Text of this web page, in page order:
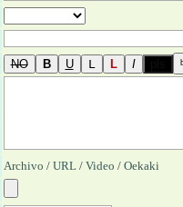
Archivo / URL/ Video / Oekaki